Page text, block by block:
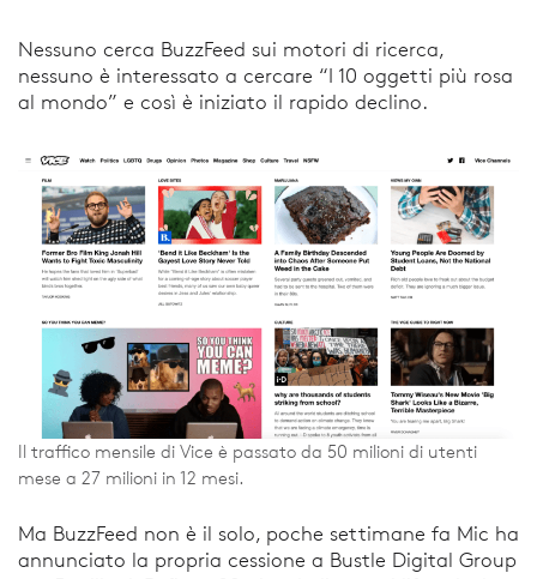
Nessuno cerca BuzzFeed sui motori di ricerca,
nessuno è interessato a cercare “I 10 oggetti più rosa
al mondo” e così è iniziato il rapido declino.
Il traffico mensile di Vice è passato da 50 milioni di utenti
mese a 27 milioni in 12 mesi.
Ma BuzzFeed non è il solo, poche settimane fa Mic ha
annunciato la propria cessione a Bustle Digital Group